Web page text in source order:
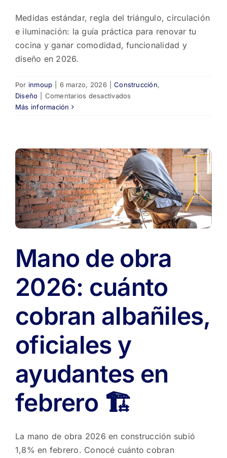
Medidas estándar, regla del triángulo, circulación
e iluminación: la guía práctica para renovar tu
cocina y ganar comodidad, funcionalidad y
diseño en 2026.
Por inmoup 6 marzo, 2026 Construcción,
Diseño
Comentarios desactivados
medidas
ideales
para
renovar
tu
cocina
🍳
✨
Más información
Mano de obra
2026: cuánto
cobran albañiles,
oficiales y
ayudantes en
febrero 🏗️
La mano de obra 2026 en construcción subió
1,8% en febrero. Conocé cuánto cobran